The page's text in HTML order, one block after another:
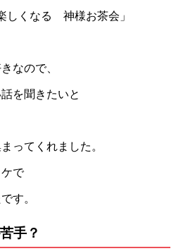
しくなる 神様お茶会」
なので、
を聞きたいと
ってくれました。
で
す。
手？